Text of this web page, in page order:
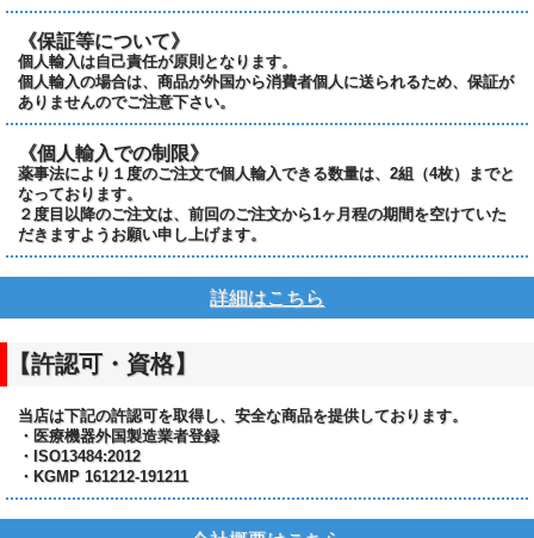
《保証等について》
個人輸入は自己責任が原則となります。
個人輸入の場合は、商品が外国から消費者個人に送られるため、保証が
ありませんのでご注意下さい。
《個人輸入での制限》
薬事法により１度のご注文で個人輸入できる数量は、2組（4枚）までと
なっております。
２度目以降のご注文は、前回のご注文から1ヶ月程の期間を空けていた
だきますようお願い申し上げます。
詳細はこちら
【許認可・資格】
当店は下記の許認可を取得し、安全な商品を提供しております。
・医療機器外国製造業者登録
・ISO13484:2012
・KGMP 161212-191211